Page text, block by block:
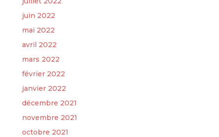
juin 2022
mai 2022
avril 2022
mars 2022
février 2022
janvier 2022
décembre 2021
novembre 2021
octobre 2021